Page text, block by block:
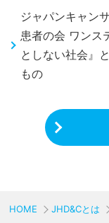
ジャパンキャン
患者の会 ワンス
としない社会』
もの
HOME JHD&Cとは